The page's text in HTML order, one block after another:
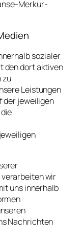
Merkur-
sozialer
den dort aktiven
zu
Leistungen
der jeweiligen
wir
uns innerhalb
Nachrichten